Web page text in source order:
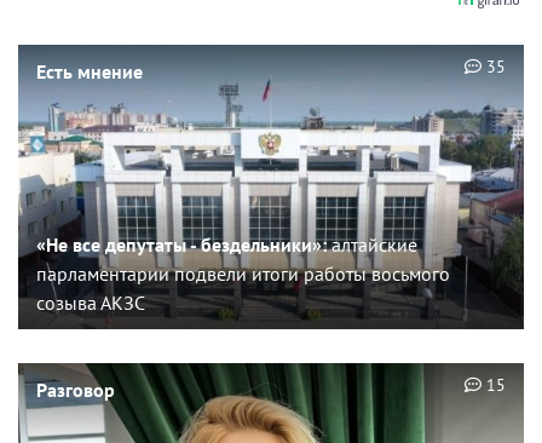
Есть мнение
«Не все депутаты - бездельники»:алтайские
парламентарии подвели итоги работы восьмого
созыва АКЗС
35
Разговор 15